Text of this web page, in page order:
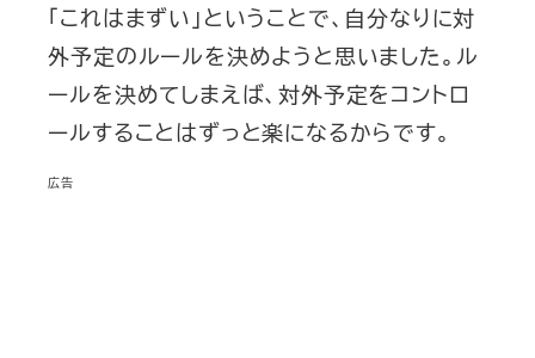
なぁー」という気持ちと格闘する時間があったりするのです。夜
遅くなればなるほど、スナック菓子を食べたい衝動に駆られま
す。ラーメンも食べたくなります。なんなんでしょうね、あの感
覚。話がそれました。夜の1時間では...
「これはまずい」ということで、自分なりに対
外予定のルールを決めようと思いました。ル
ールを決めてしまえば、対外予定をコントロ
ールすることはずっと楽になるからです。
広告